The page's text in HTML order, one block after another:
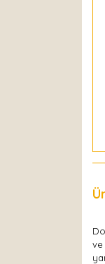
ve